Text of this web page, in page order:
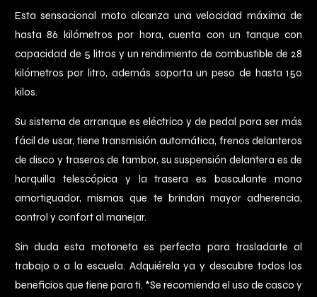
Esta sensacional moto alcanza una velocidad máxima de
hasta 86 kilómetros por hora, cuenta con un tanque con
capacidad de 5 litros y un rendimiento de combustible de 28
kilómetros por litro, además soporta un peso de hasta 150
kilos.
Su sistema de arranque es eléctrico y de pedal para ser más
fácil de usar, tiene transmisión automática, frenos delanteros
de disco y traseros de tambor, su suspensión delantera es de
horquilla telescópica y la trasera es basculante mono
amortiguador, mismas que te brindan mayor adherencia,
control y confort al manejar.
Sin duda esta motoneta es perfecta para trasladarte al
trabajo o a la escuela. Adquiérela ya y descubre todos los
beneficios que tiene para ti. *Se recomienda el uso de casco y